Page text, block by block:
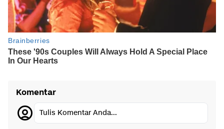
Komentar
Tulis Komentar Anda...